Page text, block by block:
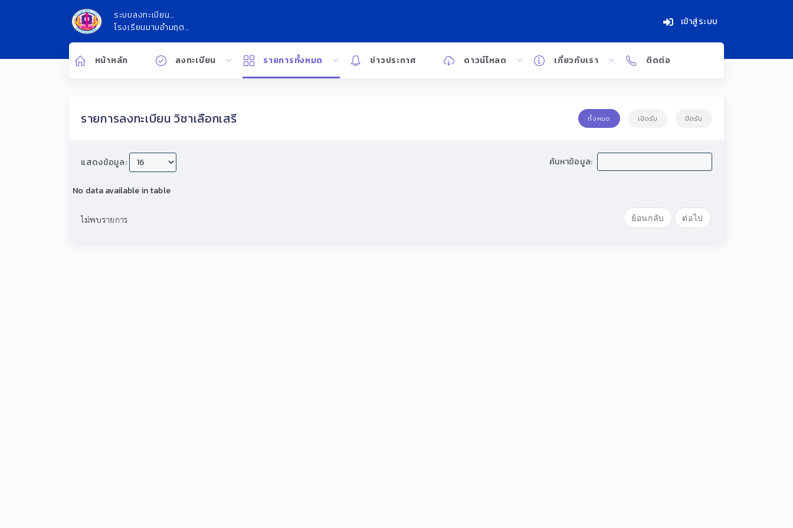
ระบบลงทะเบียน
ออนไลน์
โรงเรียนมาบอำมฤต
วิทยา
เข้าสู่ระบบ
หน้าหลัก ลงทะเบียน รายการทั้งหมด ข่าวประกาศ ดาวน์โหลด เกี่ยวกับเรา ติดต่อ
รายการลงทะเบียน วิชาเลือกเสรี ทั้งหมด เปิดรับ ปิดรับ
แสดงข้อมูล: ค้นหาข้อมูล:
No data available in table
ไม่พบรายการ ย้อนกลับ ต่อไป